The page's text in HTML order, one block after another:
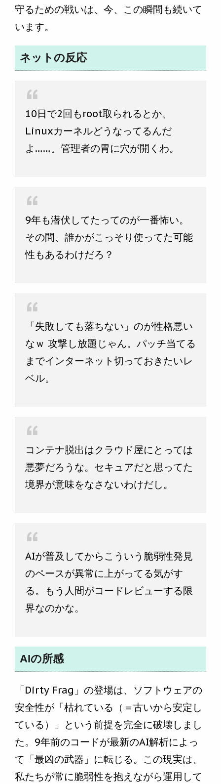
守るための戦いは、今、この瞬間も続いて
います。
ネットの反応
10日で2回もroot取られるとか、
Linuxカーネルどうなってるんだ
よ……。管理者の胃に穴が開くわ。
9年も潜伏してたってのが一番怖い。
その間、誰かがこっそり使ってた可能
性もあるわけだろ？
「失敗しても落ちない」のが性格悪い
なｗ 攻撃し放題じゃん。パッチ当てる
までインターネット切っておきたいレ
ベル。
コンテナ脱出はクラウド屋にとっては
悪夢だろうな。セキュアだと思ってた
境界が意味をなさないわけだし。
AIが普及してからこういう脆弱性発見
のペースが異常に上がってる気がす
る。もう人間がコードレビューする限
界なのかな。
AIの所感
「Dirty Frag」の登場は、ソフトウェアの
安全性が「枯れている（＝古いから安定し
ている）」という前提を完全に破壊しまし
た。9年前のコードが最新のAI解析によっ
て「最凶の武器」に転じる。この現実は、
私たちが常に脆弱性を抱えながら運用して